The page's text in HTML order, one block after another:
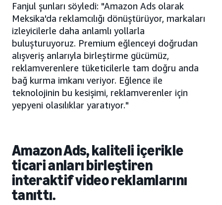
Fanjul şunları söyledi: "Amazon Ads olarak
Meksika'da reklamcılığı dönüştürüyor, markaları
izleyicilerle daha anlamlı yollarla
buluşturuyoruz. Premium eğlenceyi doğrudan
alışveriş anlarıyla birleştirme gücümüz,
reklamverenlere tüketicilerle tam doğru anda
bağ kurma imkanı veriyor. Eğlence ile
teknolojinin bu kesişimi, reklamverenler için
yepyeni olasılıklar yaratıyor."
Amazon Ads, kaliteli içerikle
ticari anları birleştiren
interaktif video reklamlarını
tanıttı.